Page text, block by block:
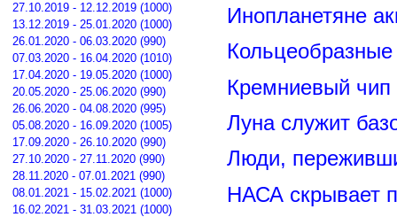
27.10.2019 - 12.12.2019 (1000)
13.12.2019 - 25.01.2020 (1000)
26.01.2020 - 06.03.2020 (990)
07.03.2020 - 16.04.2020 (1010)
17.04.2020 - 19.05.2020 (1000)
20.05.2020 - 25.06.2020 (990)
26.06.2020 - 04.08.2020 (995)
05.08.2020 - 16.09.2020 (1005)
17.09.2020 - 26.10.2020 (990)
27.10.2020 - 27.11.2020 (990)
28.11.2020 - 07.01.2021 (990)
08.01.2021 - 15.02.2021 (1000)
16.02.2021 - 31.03.2021 (1000)
Инопланетяне
Кремниевый
Луна служит
Люди,
НАСА скрывает